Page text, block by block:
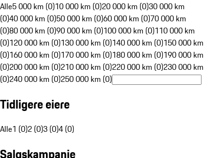
Alle5 000 km (0)10 000 km (0)20 000 km (0)30 000 km
(0)40 000 km (0)50 000 km (0)60 000 km (0)70 000 km
(0)80 000 km (0)90 000 km (0)100 000 km (0)110 000 km
(0)120 000 km (0)130 000 km (0)140 000 km (0)150 000 km
(0)160 000 km (0)170 000 km (0)180 000 km (0)190 000 km
(0)200 000 km (0)210 000 km (0)220 000 km (0)230 000 km
(0)240 000 km (0)250 000 km (0)
Tidligere eiere
Alle1 (0)2 (0)3 (0)4 (0)
Salgskampanje